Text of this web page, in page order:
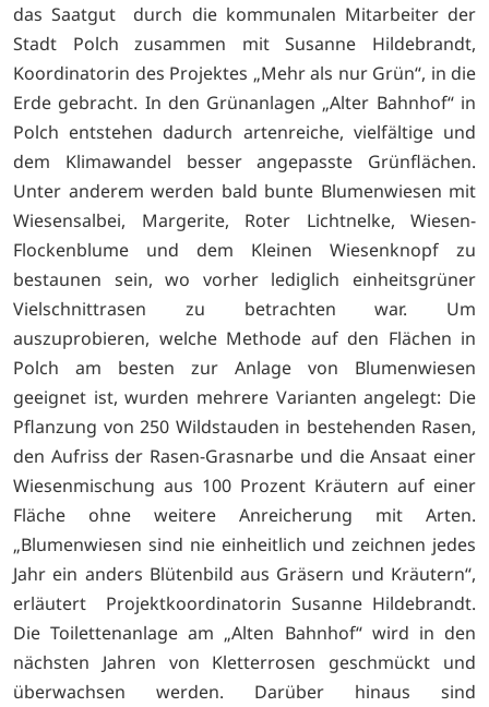
das Saatgut durch die kommunalen Mitarbeiter der
Stadt Polch zusammen mit Susanne Hildebrandt,
Koordinatorin des Projektes „Mehr als nur Grün“, in die
Erde gebracht. In den Grünanlagen „Alter Bahnhof“ in
Polch entstehen dadurch artenreiche, vielfältige und
dem Klimawandel besser angepasste Grünflächen.
Unter anderem werden bald bunte Blumenwiesen mit
Wiesensalbei, Margerite, Roter Lichtnelke, Wiesen-
Flockenblume und dem Kleinen Wiesenknopf zu
bestaunen sein, wo vorher lediglich einheitsgrüner
Vielschnittrasen zu betrachten war. Um
auszuprobieren, welche Methode auf den Flächen in
Polch am besten zur Anlage von Blumenwiesen
geeignet ist, wurden mehrere Varianten angelegt: Die
Pflanzung von 250 Wildstauden in bestehenden Rasen,
den Aufriss der Rasen-Grasnarbe und die Ansaat einer
Wiesenmischung aus 100 Prozent Kräutern auf einer
Fläche ohne weitere Anreicherung mit Arten.
„Blumenwiesen sind nie einheitlich und zeichnen jedes
Jahr ein anders Blütenbild aus Gräsern und Kräutern“,
erläutert Projektkoordinatorin Susanne Hildebrandt.
Die Toilettenanlage am „Alten Bahnhof“ wird in den
nächsten Jahren von Kletterrosen geschmückt und
überwachsen werden. Darüber hinaus sind